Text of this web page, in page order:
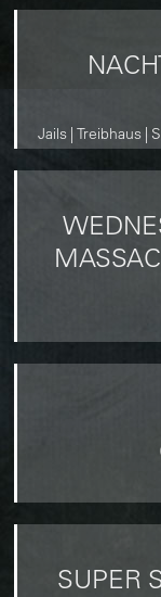
Treibhaus
Jails
SUPER